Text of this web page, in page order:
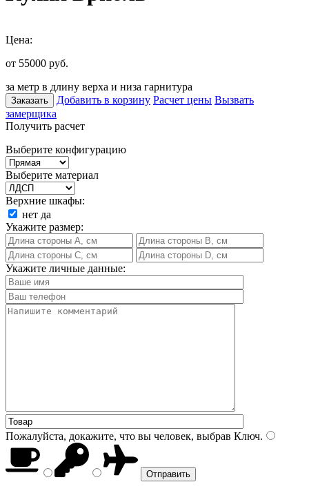
Цена:
от 55000 руб.
за метр в длину верха и низа гарнитура
Заказать Добавить в корзину Расчет цены Вызвать
замерщика
Получить расчет
Выберите конфигурацию
Выберите материал
Верхние шкафы:
нет да
Укажите размер:
Укажите личные данные:
Пожалуйста, докажите, что вы человек, выбрав Ключ.